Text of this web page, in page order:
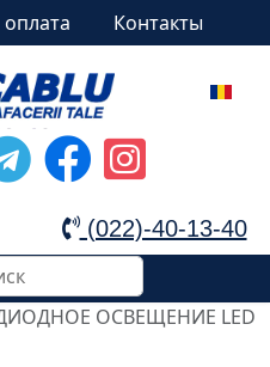
Контакты
(022)-40-13-40
ОСВЕЩЕНИЕ LED